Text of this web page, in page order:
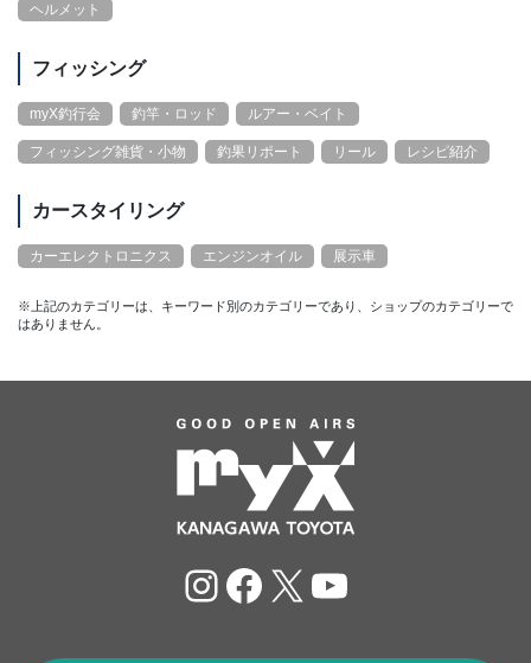
ヘルメット
フィッシング
myX釣行会 釣竿・ロッド ルアー・ベイト
フィッシング雑貨・小物 釣果リポート リール レシピ紹介
カースタイリング
カーエレクトロニクス エンジンオイル 展示車
※上記のカテゴリーは、キーワード別のカテゴリーであり、ショップのカテゴリーで
はありません。
Instagram
Facebook
X YouTube